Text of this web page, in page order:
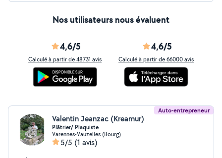
Nos utilisateurs nous évaluent
4,6/5
Calculé à partir de 48731 avis
4,6/5
Calculé à partir de 66000 avis
Auto-entrepreneur
Valentin Jeanzac (Kreamur)
Plâtrier/ Plaquiste
Varennes-Vauzelles (Bourg)
5/5 (1 avis)